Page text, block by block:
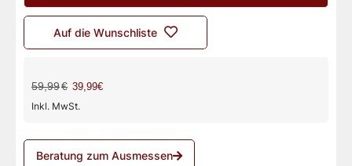
Auf die Wunschliste
59,99€ 39,99€
Inkl. MwSt.
Beratung zum Ausmessen